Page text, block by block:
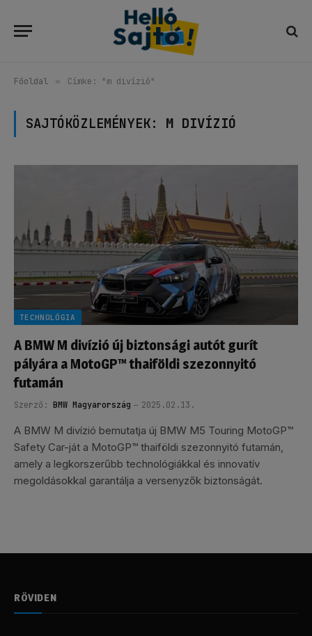
Főoldal » Címke: "m divízió"
SAJTÓKÖZLEMÉNYEK: M DIVÍZIÓ
TECHNOLÓGIA
A BMW M divízió új biztonsági autót gurít
pályára a MotoGP™ thaiföldi szezonnyitó
futamán
Szerző: BMW Magyarország 2025.02.13.
A BMW M divízió bemutatja új BMW M5 Touring MotoGP™
Safety Car-ját a MotoGP™ thaiföldi szezonnyitó futamán,
amely a legkorszerűbb technológiákkal és innovatív
megoldásokkal garantálja a versenyzők biztonságát.
RÖVIDEN